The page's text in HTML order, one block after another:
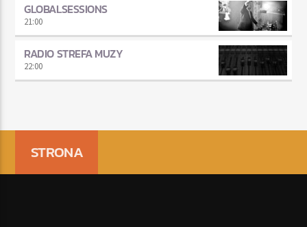
GLOBALSESSIONS
21:00
RADIO STREFA MUZY
22:00
STRONA